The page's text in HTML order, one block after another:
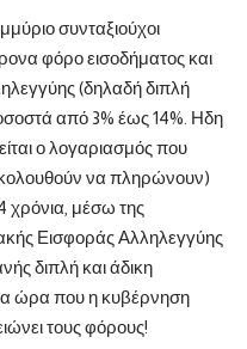
συνταξιούχοι
φόρο εισοδήματος και
(δηλαδή διπλή
από 3% έως 14%. Ηδη
ο λογαριασμός που
να πληρώνουν)
χρόνια, μέσω της
Εισφοράς Αλληλεγγύης
διπλή και άδικη
ώρα που η κυβέρνηση
τους φόρους!